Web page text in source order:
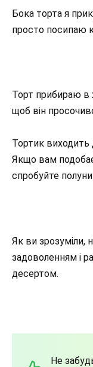
Бока торта я
просто посипаю
Торт прибираю в
щоб він
Тортик виходить
Якщо вам
спробуйте
Як ви зрозуміли,
задоволенням і
десертом.
Не